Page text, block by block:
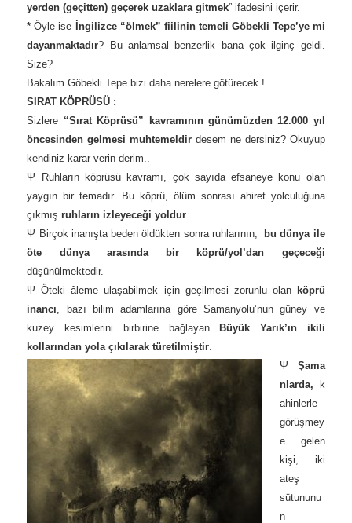
yerden (geçitten) geçerek uzaklara gitmek” ifadesini içerir.
*Öyle ise İngilizce “ölmek” fiilinin temeli Göbekli Tepe’ye mi
dayanmaktadır? Bu anlamsal benzerlik bana çok ilginç geldi.
Size?
Bakalım Göbekli Tepe bizi daha nerelere götürecek !
SIRAT KÖPRÜSÜ :
Sizlere “Sırat Köprüsü” kavramının günümüzden 12.000 yıl
öncesinden gelmesi muhtemeldir desem ne dersiniz? Okuyup
kendiniz karar verin derim..
Ψ Ruhların köprüsü kavramı, çok sayıda efsaneye konu olan
yaygın bir temadır. Bu köprü, ölüm sonrası ahiret yolculuğuna
çıkmışruhların izleyeceği yoldur
Ψ Birçok inanışta beden öldükten sonra ruhlarının, bu dünya ile
öte dünya arasında bir köprü/yol’dan geçeceği
düşünülmektedir.
Ψ Öteki âleme ulaşabilmek için geçilmesi zorunlu olan köprü
inancı , bazı bilim adamlarına göre Samanyolu’nun güney ve
kuzey kesimlerini birbirine bağlayanBüyük Yarık’ın ikili
kollarından yola çıkılarak türetilmiştir
Ψ Şama
nlarda, k
ahinlerle
görüşmey
e gelen
kişi, iki
ateş
sütununu
n